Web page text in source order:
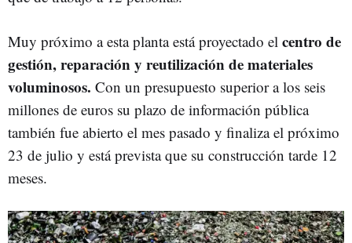
Muy próximo a esta planta está proyectado el centro de
gestión, reparación y reutilización de materiales
voluminosos. Con un presupuesto superior a los seis
millones de euros su plazo de información pública
también fue abierto el mes pasado y finaliza el próximo
23 de julio y está prevista que su construcción tarde 12
meses.